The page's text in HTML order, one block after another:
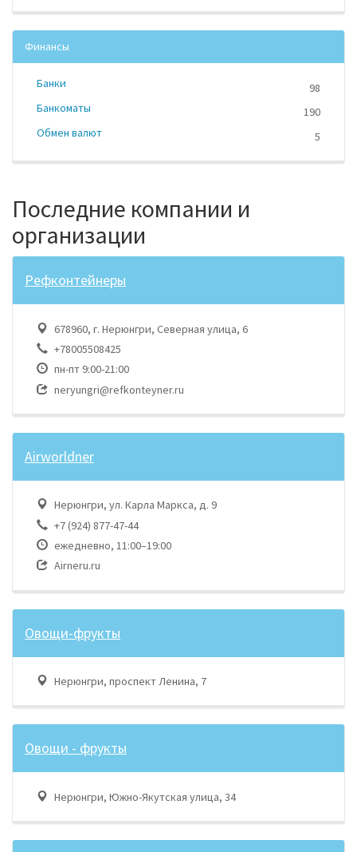
Финансы
Банки
98
Банкоматы
190
Обмен валют
5
Последние компании и
организации
Рефконтейнеры
678960, г. Нерюнгри, Северная улица, 6
+78005508425
пн-пт 9:00-21:00
neryungri@refkonteyner.ru
Airworldner
Нерюнгри, ул. Карла Маркса, д. 9
+7 (924) 877-47-44
ежедневно, 11:00–19:00
Airneru.ru
Овощи-фрукты
Нерюнгри, проспект Ленина, 7
Овощи - фрукты
Нерюнгри, Южно-Якутская улица, 34